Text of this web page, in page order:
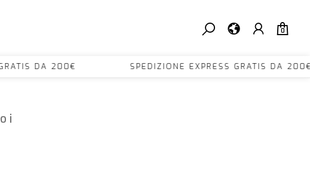
0
GRATIS DA 200€ SPEDIZIONE EXPRESS
i